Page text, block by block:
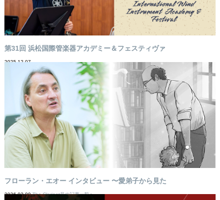
第31回 浜松国際管楽器アカデミー＆フェスティヴァ
2025-12-07
フローラン・エオー インタビュー 〜愛弟子から見た
2026-02-09The Clarinet号の記事一覧へ